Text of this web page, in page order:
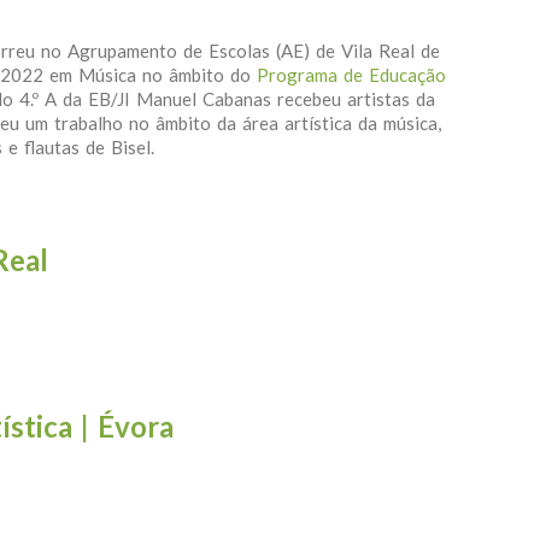
no Agrupamento de Escolas (AE) de Vila Real de
em Música no âmbito do Programa de Educação
4.º A da EB/JI Manuel Cabanas recebeu artistas da
um trabalho no âmbito da área artística da música,
flautas de Bisel.
| Évora